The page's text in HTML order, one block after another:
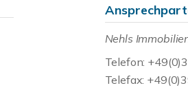
Nehls
Telefon:
Telefax: